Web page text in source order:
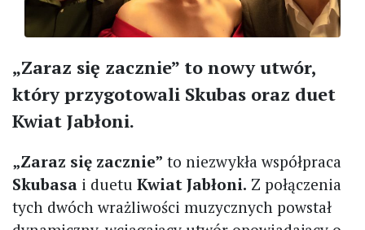
„Zaraz się zacznie” to nowy utwór,
który przygotowali Skubas oraz duet
Kwiat Jabłoni.
„Zaraz się zacznie” to niezwykła współpraca
Skubasa i duetu Kwiat Jabłoni. Z połączenia
tych dwóch wrażliwości muzycznych powstał